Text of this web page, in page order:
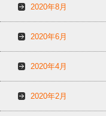
2020年8月
2020年6月
2020年4月
2020年2月